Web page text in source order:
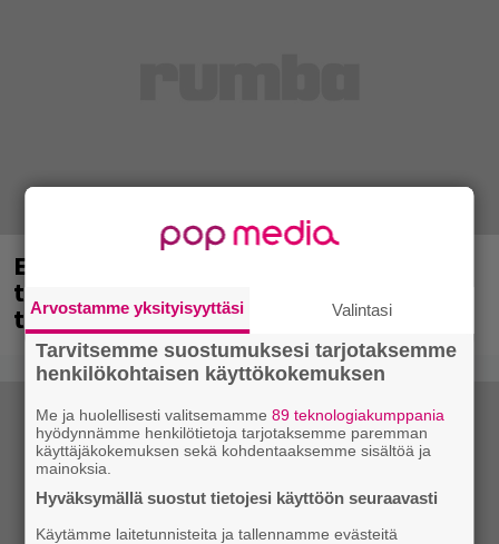
Eppu Normaalin viimeinen keikka
tänään – katso kuvagalleria torstailta
täältä
Arvostamme yksityisyyttäsi Valintasi
Tarvitsemme suostumuksesi tarjotaksemme
henkilökohtaisen käyttökokemuksen
Me ja huolellisesti valitsemamme89 teknologiakumppania
hyödynnämme henkilötietoja tarjotaksemme paremman
käyttäjäkokemuksen sekä kohdentaaksemme sisältöä ja
mainoksia.
Hyväksymällä suostut tietojesi käyttöön seuraavasti
Käytämme laitetunnisteita ja tallennamme evästeitä